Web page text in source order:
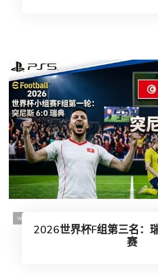
2026世界杯F组第三名：
赛